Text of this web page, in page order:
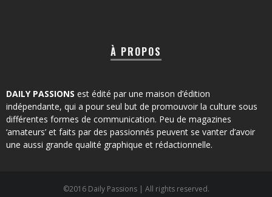
À PROPOS
DAILY PASSIONS est édité par une maison d’édition
indépendante, qui a pour seul but de promouvoir la culture sous
différentes formes de communication. Peu de magazines
‘amateurs’ et faits par des passionnés peuvent se vanter d’avoir
une aussi grande qualité graphique et rédactionnelle.
©2016 Daily Passions | All rights reserved.